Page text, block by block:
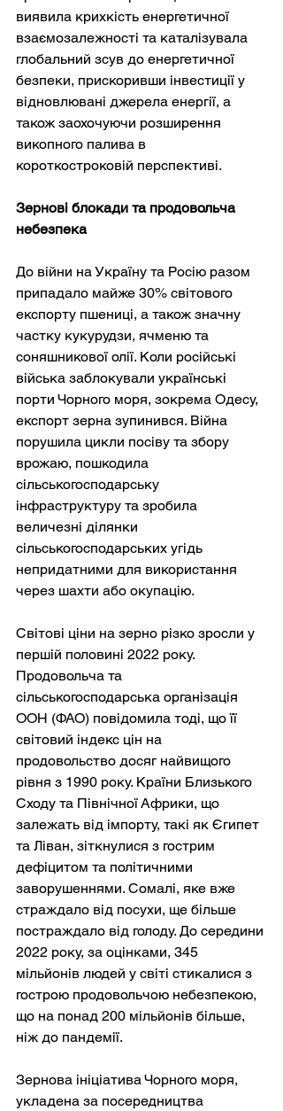
виявила крихкість енергетичної
взаємозалежності та каталізувала
глобальний зсув до енергетичної
безпеки, прискоривши інвестиції у
відновлювані джерела енергії, а
також заохочуючи розширення
викопного палива в
короткостроковій перспективі.
Зернові блокади та продовольча
небезпека
До війни на Україну та Росію разом
припадало майже 30% світового
експорту пшениці, а також значну
частку кукурудзи, ячменю та
соняшникової олії. Коли російські
війська заблокували українські
порти Чорного моря, зокрема Одесу,
експорт зерна зупинився. Війна
порушила цикли посіву та збору
врожаю, пошкодила
сільськогосподарську
інфраструктуру та зробила
величезні ділянки
сільськогосподарських угідь
непридатними для використання
через шахти або окупацію.
Світові ціни на зерно різко зросли у
першій половині 2022 року.
Продовольча та
сільськогосподарська організація
ООН (ФАО) повідомила тоді, що її
світовий індекс цін на
продовольство досяг найвищого
рівня з 1990 року. Країни Близького
Сходу та Північної Африки, що
залежать від імпорту, такі як Єгипет
та Ліван, зіткнулися з гострим
дефіцитом та політичними
заворушеннями. Сомалі, яке вже
страждало від посухи, ще більше
постраждало від голоду. До середини
2022 року, за оцінками, 345
мільйонів людей у світі стикалися з
гострою продовольчою небезпекою,
що на понад 200 мільйонів більше,
ніж до пандемії.
Зернова ініціатива Чорного моря,
укладена за посередництва